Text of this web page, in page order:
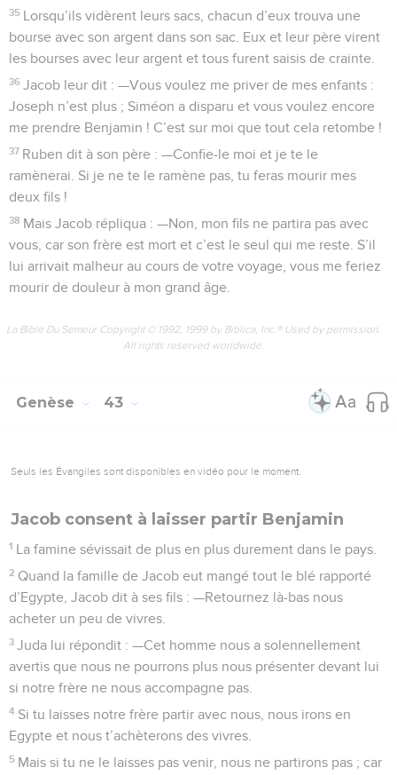
35 Lorsqu’ils vidèrent leurs sacs, chacun d’eux trouva une
bourse avec son argent dans son sac. Eux et leur père virent
les bourses avec leur argent et tous furent saisis de crainte.
36 Jacob leur dit : —Vous voulez me priver de mes enfants :
Joseph n’est plus ; Siméon a disparu et vous voulez encore
me prendre Benjamin ! C’est sur moi que tout cela retombe !
37 Ruben dit à son père : —Confie-le moi et je te le
ramènerai. Si je ne te le ramène pas, tu feras mourir mes
deux fils !
38 Mais Jacob répliqua : —Non, mon fils ne partira pas avec
vous, car son frère est mort et c’est le seul qui me reste. S’il
lui arrivait malheur au cours de votre voyage, vous me feriez
mourir de douleur à mon grand âge.
La Bible Du Semeur Copyright © 1992, 1999 by Biblica, Inc.® Used by permission.
All rights reserved worldwide.
Genèse 43
Seuls les Évangiles sont disponibles en vidéo pour le moment.
Jacob consent à laisser partir Benjamin
1 La famine sévissait de plus en plus durement dans le pays.
2 Quand la famille de Jacob eut mangé tout le blé rapporté
d’Egypte, Jacob dit à ses fils : —Retournez là-bas nous
acheter un peu de vivres.
3 Juda lui répondit : —Cet homme nous a solennellement
avertis que nous ne pourrons plus nous présenter devant lui
si notre frère ne nous accompagne pas.
4 Si tu laisses notre frère partir avec nous, nous irons en
Egypte et nous t’achèterons des vivres.
5 Mais si tu ne le laisses pas venir, nous ne partirons pas ; car